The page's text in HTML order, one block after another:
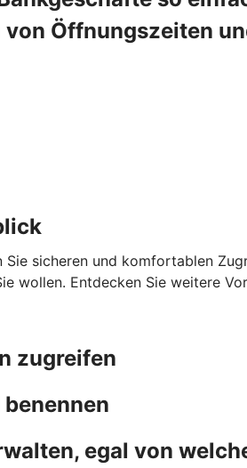
Öffnungszeiten
Sie sicheren und komfortablen
wollen. Entdecken Sie weitere
zugreifen
egal von